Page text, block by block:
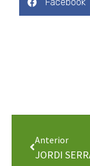
Anterior